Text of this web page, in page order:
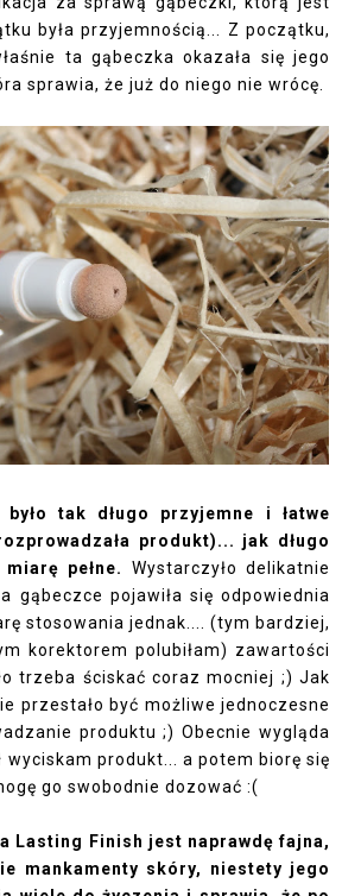
była przyjemnością... Z początku,
ta gąbeczka okazała się jego
sprawia, że już do niego nie wrócę.
było tak długo przyjemne i łatwe
produkt)... jak długo
pełne.
Wystarczyło delikatnie
gąbeczce pojawiła się odpowiednia
stosowania jednak.... (tym bardziej,
korektorem polubiłam) zawartości
trzeba ściskać coraz mocniej ;) Jak
przestało być możliwe jednoczesne
produktu ;) Obecnie wygląda
wyciskam produkt... a potem biorę się
go swobodnie dozować :(
Lasting Finish jest naprawdę fajna,
mankamenty skóry, niestety jego